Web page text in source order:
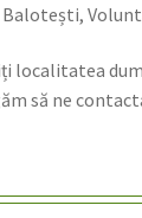
Balotești,
localitatea
să ne